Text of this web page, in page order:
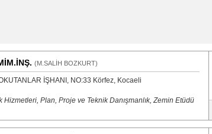
(M.SALİH BOZKURT)
İŞHANI, NO:33 Körfez, Kocaeli
Plan, Proje ve Teknik Danışmanlık, Zemin Etüdü